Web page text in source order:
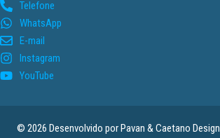
Telefone
WhatsApp
E-mail
Instagram
YouTube
© 2026 Desenvolvido porPavan & Caetano Design